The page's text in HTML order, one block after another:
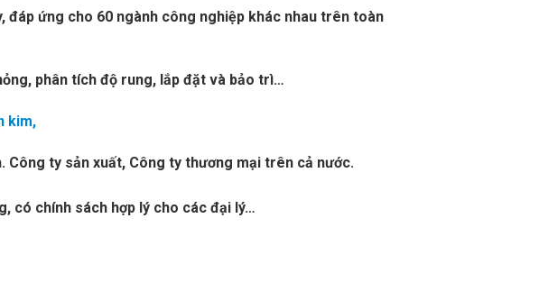
đáp ứng cho 60 ngành công nghiệp khác nhau trên toàn
phân tích độ rung, lắp đặt và bảo trì…
kim,
ty sản xuất, Công ty thương mại trên cả nước.
có chính sách hợp lý cho các đại lý…